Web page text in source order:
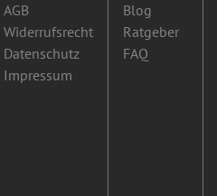
AGB
Widerrufsrecht
Datenschutz
Impressum
Blog
Ratgeber
FAQ